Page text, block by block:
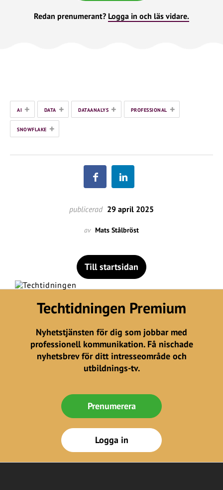
Redan prenumerant? Logga in och läs vidare.
AI + DATA + DATAANALYS + PROFESSIONAL +
SNOWFLAKE +
publicerad 29 april 2025
av Mats Stålbröst
Till startsidan
Techtidningen Premium
Nyhetstjänsten för dig som jobbar med
professionell kommunikation. Få nischade
nyhetsbrev för ditt intresseområde och
utbildnings-tv.
Prenumerera
Logga in